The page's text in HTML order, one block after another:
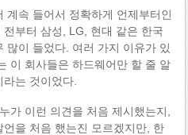
계속 들어서 정확하게 언제부터인
부터 삼성, LG, 현대 같은 한국
많이 들었다. 여러 가지 이유가 있
이 회사들은 하드웨어만 할 줄 알
는 것이었다.
가 이런 의견을 처음 제시했는지,
을 처음 했는진 모르겠지만, 한